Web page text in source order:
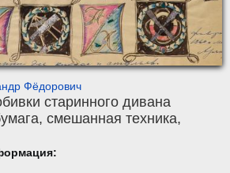
Фёдорович
старинного дивана
, смешанная техника,